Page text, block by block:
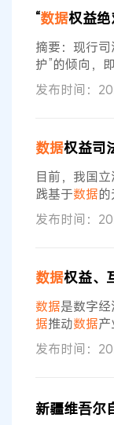
信息权益，
华人民共和
据
“数据权益
摘要：现行
护”的倾向，
为享有绝对排
取、使用行为
理论之于现行
系，亦不具
论思想的片
发布时间：
数据权益司
目前，我国
践基于数据
权法律框架下
径。但囿于相
的根本原因
及范围进行
数据权益的
随着数据
发布时间：
数据权益、
数据是数字
据推动数据
不正当竞争
三个问题。首
抓取是否属于
发布时间：
新疆维吾尔